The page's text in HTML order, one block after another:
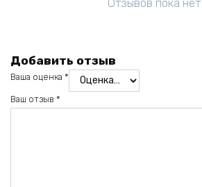
Добавить отзыв
Ваша оценка *
Ваш отзыв *